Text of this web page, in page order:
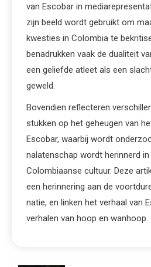
van Escobar in
zijn beeld wordt gebruikt om
kwesties in Colombia te
benadrukken vaak de dualiteit
een geliefde atleet als een
geweld.
Bovendien reflecteren
stukken op het geheugen van
Escobar, waarbij wordt
nalatenschap wordt herinnerd
Colombiaanse cultuur. Deze
een herinnering aan de
natie, en linken het verhaal van
verhalen van hoop en wanhoop.